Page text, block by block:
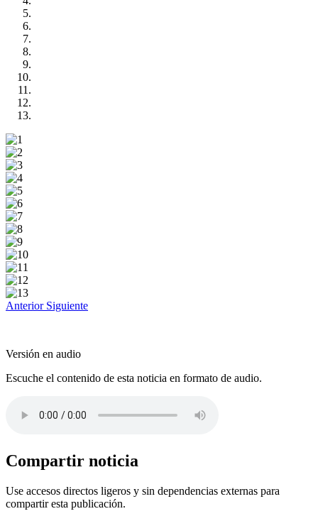
Anterior Siguiente
Versión en audio
Escuche el contenido de esta noticia en formato de audio.
Compartir noticia
Use accesos directos ligeros y sin dependencias externas para
compartir esta publicación.